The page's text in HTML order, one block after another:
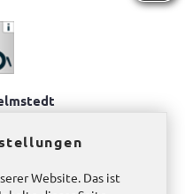
Uhr bis 17.00 Uhr
Website. Das ist